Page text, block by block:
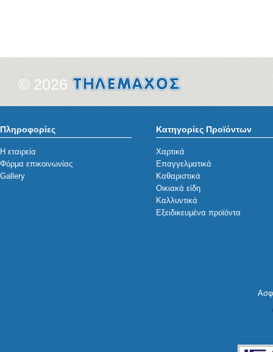
© 2026
Πληροφορίες
Η εταιρεία
Φόρμα επικοινωνίας
Gallery
Κατηγορίες Προϊόντων
Χαρτικά
Επαγγελματικά
Καθαριστικά
Οικιακά είδη
Καλλυντικά
Εξειδικευμένα προϊόντα